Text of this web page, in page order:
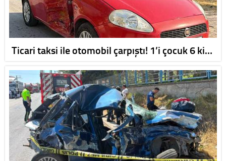
Ticari taksi ile otomobil çarpıştı! 1’i çocuk 6 ki…